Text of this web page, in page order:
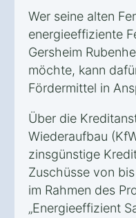
Wer seine alten
energieeffiziente
Gersheim
möchte, kann
Fördermittel in
Über die
Wiederaufbau
zinsgünstige
Zuschüsse von
im Rahmen des
„Energieeffizient